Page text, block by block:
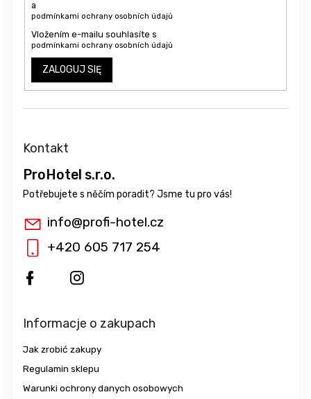
a
podmínkami ochrany osobních údajů
Vložením e-mailu souhlasíte s
podmínkami ochrany osobních údajů
ZALOGUJ SIĘ
Kontakt
ProHotel s.r.o.
info@profi-hotel.cz
+420 605 717 254
Informacje o zakupach
Jak zrobić zakupy
Regulamin sklepu
Warunki ochrony danych osobowych